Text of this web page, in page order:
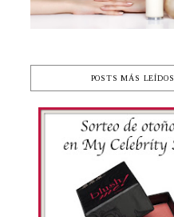
POSTS MÁS LEÍDOS